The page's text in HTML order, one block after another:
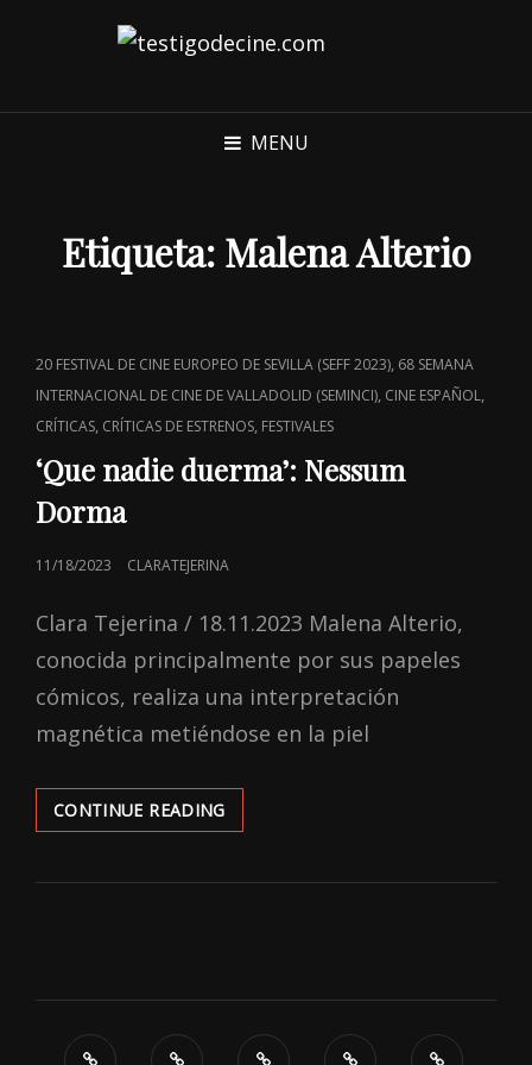
MENU
Etiqueta: Malena Alterio
CAT
LINKS
20 FESTIVAL DE CINE EUROPEO DE SEVILLA (SEFF 2023), 68 SEMANA
INTERNACIONAL DE CINE DE VALLADOLID (SEMINCI), CINE ESPAÑOL,
CRÍTICAS, CRÍTICAS DE ESTRENOS, FESTIVALES
‘Que nadie duerma’: Nessum
Dorma
POSTED
11/18/2023 CLARATEJERINA
Clara Tejerina / 18.11.2023 Malena Alterio,
conocida principalmente por sus papeles
cómicos, realiza una interpretación
magnética metiéndose en la piel
CONTINUE READING‘QUE
NADIE
NESSUM